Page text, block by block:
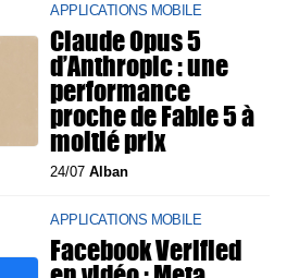
APPLICATIONS MOBILE
Claude Opus 5
d’Anthropic : une
performance
proche de Fable 5 à
moitié prix
24/07Alban
APPLICATIONS MOBILE
Facebook Verified